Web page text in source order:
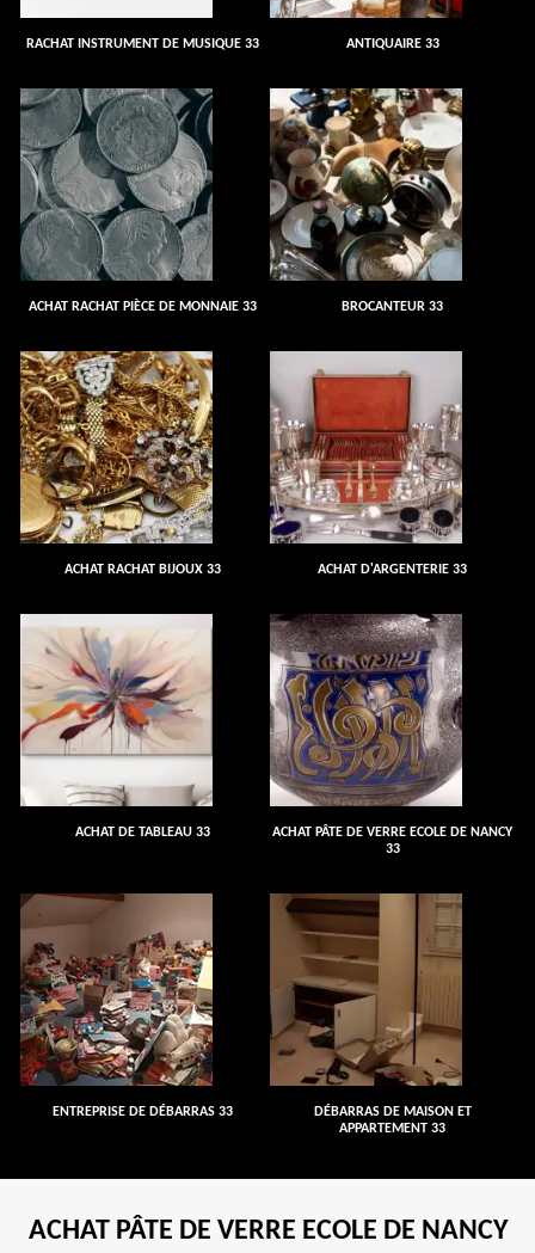
RACHAT INSTRUMENT DE MUSIQUE 33 ANTIQUAIRE 33
ACHAT RACHAT PIÈCE DE MONNAIE 33 BROCANTEUR 33
ACHAT RACHAT BIJOUX 33 ACHAT D'ARGENTERIE 33
ACHAT DE TABLEAU 33
ACHAT PÂTE DE VERRE ECOLE DE NANCY
33
ENTREPRISE DE DÉBARRAS 33
DÉBARRAS DE MAISON ET
APPARTEMENT 33
ACHAT PÂTE DE VERRE ECOLE DE NANCY